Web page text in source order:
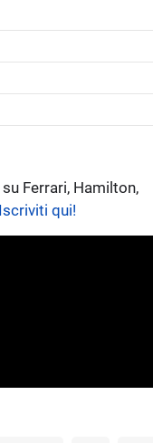
Ferrari, Hamilton,
Iscriviti qui!